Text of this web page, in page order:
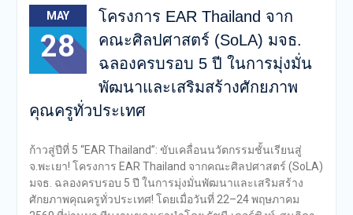
MAY
28
โครงการ EAR Thailand จาก
คณะศิลปศาสตร์ (SoLA) มจธ.
ฉลองครบรอบ 5 ปี ในการมุ่งมั่น
พัฒนาและเสริมสร้างศักยภาพ
คุณครูทั่วประเทศ
ก้าวสู่ปีที่ 5 “EAR Thailand”: ขับเคลื่อนนวัตกรรมชั้นเรียนสู่
จ.พะเยา! โครงการ EAR Thailand จากคณะศิลปศาสตร์ (SoLA)
มจธ. ฉลองครบรอบ 5 ปี ในการมุ่งมั่นพัฒนาและเสริมสร้าง
ศักยภาพคุณครูทั่วประเทศ! โดยเมื่อวันที่ 22–24 พฤษภาคม